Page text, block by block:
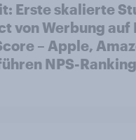
Erste skalierte
von Werbung auf
– Apple,
NPS-